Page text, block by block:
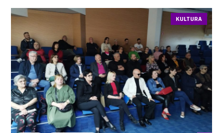
KULTURA